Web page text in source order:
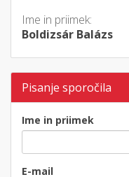
Ime in priimek:
Boldizsár Balázs
Pisanje sporočila
Ime in priimek
E-mail